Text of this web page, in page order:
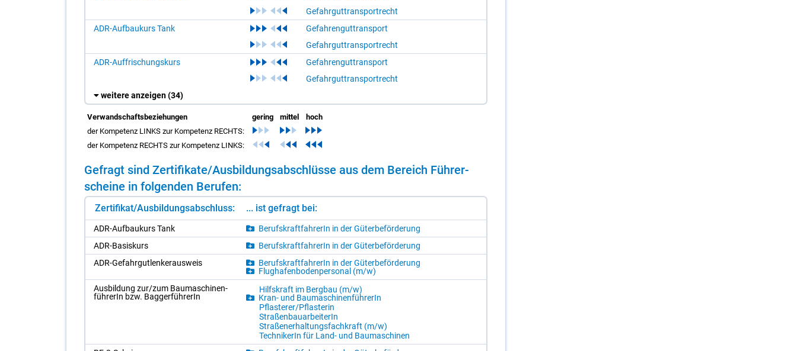
Gefahrguttransportrecht
ADR-Aufbaukurs Tank
Gefahrenguttransport
Gefahrguttransportrecht
ADR-Auffrischungskurs
Gefahrenguttransport
Gefahrguttransportrecht
weitere anzeigen(34)
Verwandschaftsbeziehungen gering mittel
hoch
der Kompetenz LINKS zur Kompetenz RECHTS:
der Kompetenz RECHTS zur Kompetenz LINKS:
Ge­fragt sind Zer­ti­fi­ka­te/​Aus­bil­dungs­ab­schlüs­se aus dem Be­reich Füh­rer­
schei­ne in fol­gen­den Be­ru­fen:
Zertifikat/Ausbildungsabschluss: ... ist gefragt bei:
ADR-Auf­bau­kurs Tank
Be­rufs­kraft­fah­re­rIn in der Gü­ter­be­för­de­rung
ADR-Ba­sis­kurs
Be­rufs­kraft­fah­re­rIn in der Gü­ter­be­för­de­rung
ADR-Ge­fahr­gut­len­ker­aus­weis
Be­rufs­kraft­fah­re­rIn in der Gü­ter­be­för­de­rung
Flug­ha­fen­bo­den­per­so­nal (m/​w)
Aus­bil­dung zur/​zum Bau­ma­schi­nen­
füh­re­rIn bzw. Bag­ger­füh­re­rIn
Hilfs­kraft im Berg­bau (m/​w)
Kran- und Bau­ma­schi­nen­füh­re­rIn
Pflas­te­rer/​Pflas­te­rin
Stra­ßen­bau­ar­bei­te­rIn
Stra­ßen­er­hal­tungs­fach­kraft (m/​w)
Tech­ni­ke­rIn für Land- und Bau­ma­schi­nen